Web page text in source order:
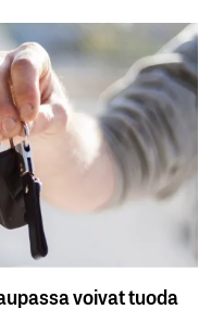
voivat tuoda